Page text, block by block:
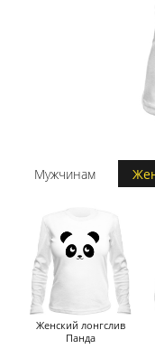
Мужчинам
Женский лонгслив
Панда